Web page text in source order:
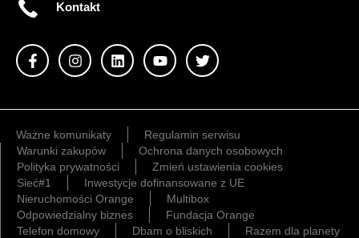
Kontakt
Ważne komunikaty
Regulamin serwisu
Warunki zakupów
Ochrona danych osobowych
Polityka prywatności
Zmień ustawienia cookies
Sieć#1
Inwestycje dofinansowane z UE
Nieruchomości Orange
Multibox
Odpowiedzialny biznes
Fundacja Orange
Telefon domowy
Dbam o bliskich Razem dla planety